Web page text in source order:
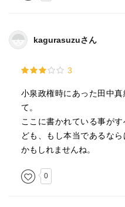
kagurasuzuさん
3
小泉政権時にあった田中
て。
ここに書かれている事が
ども、もし本当であるな
かもしれませんね。
0